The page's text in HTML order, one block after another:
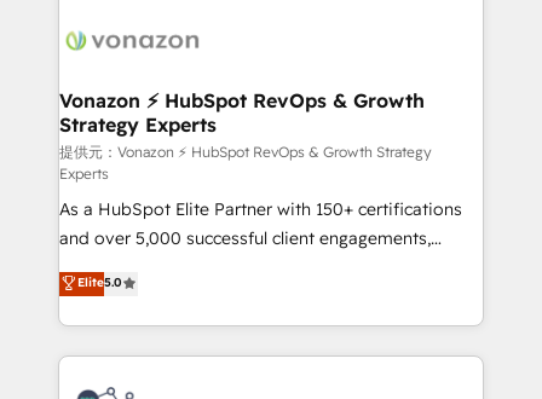
delà d’une simple transformation digitale et des
➤ L’intégration de CRM et de méthodologie RevOps
pour aligner les équipes marketing, commerciales et
support client (data migration, synchronisation API,
audit et maintenance) ➤ La création de sites internet
de conversion qui transforment les visiteurs en
opportunités d'affaires ➤ La mise en place de
stratégies d'acquisition marketing (SEO, SEA,
inbound, automatisation marketing, ABM, IA,
emailing) Informations clés : - 10 ans d'expérience -
100+ intégrations CRM HubSpot réussies - 40
experts conseil - 150 certifications HubSpot
Vonazon ⚡ HubSpot RevOps & Growth
Strategy Experts
提供元：Vonazon ⚡ HubSpot RevOps & Growth Strategy
Experts
As a HubSpot Elite Partner with 150+ certifications
and over 5,000 successful client engagements,
Vonazon turns marketing complexity into
measurable, scalable growth. From onboarding to
enterprise-grade campaigns, our in-house team
builds scalable strategies that drive long-term
revenue. ⚙️ HubSpot Integration & Optimization •
Elite5.0